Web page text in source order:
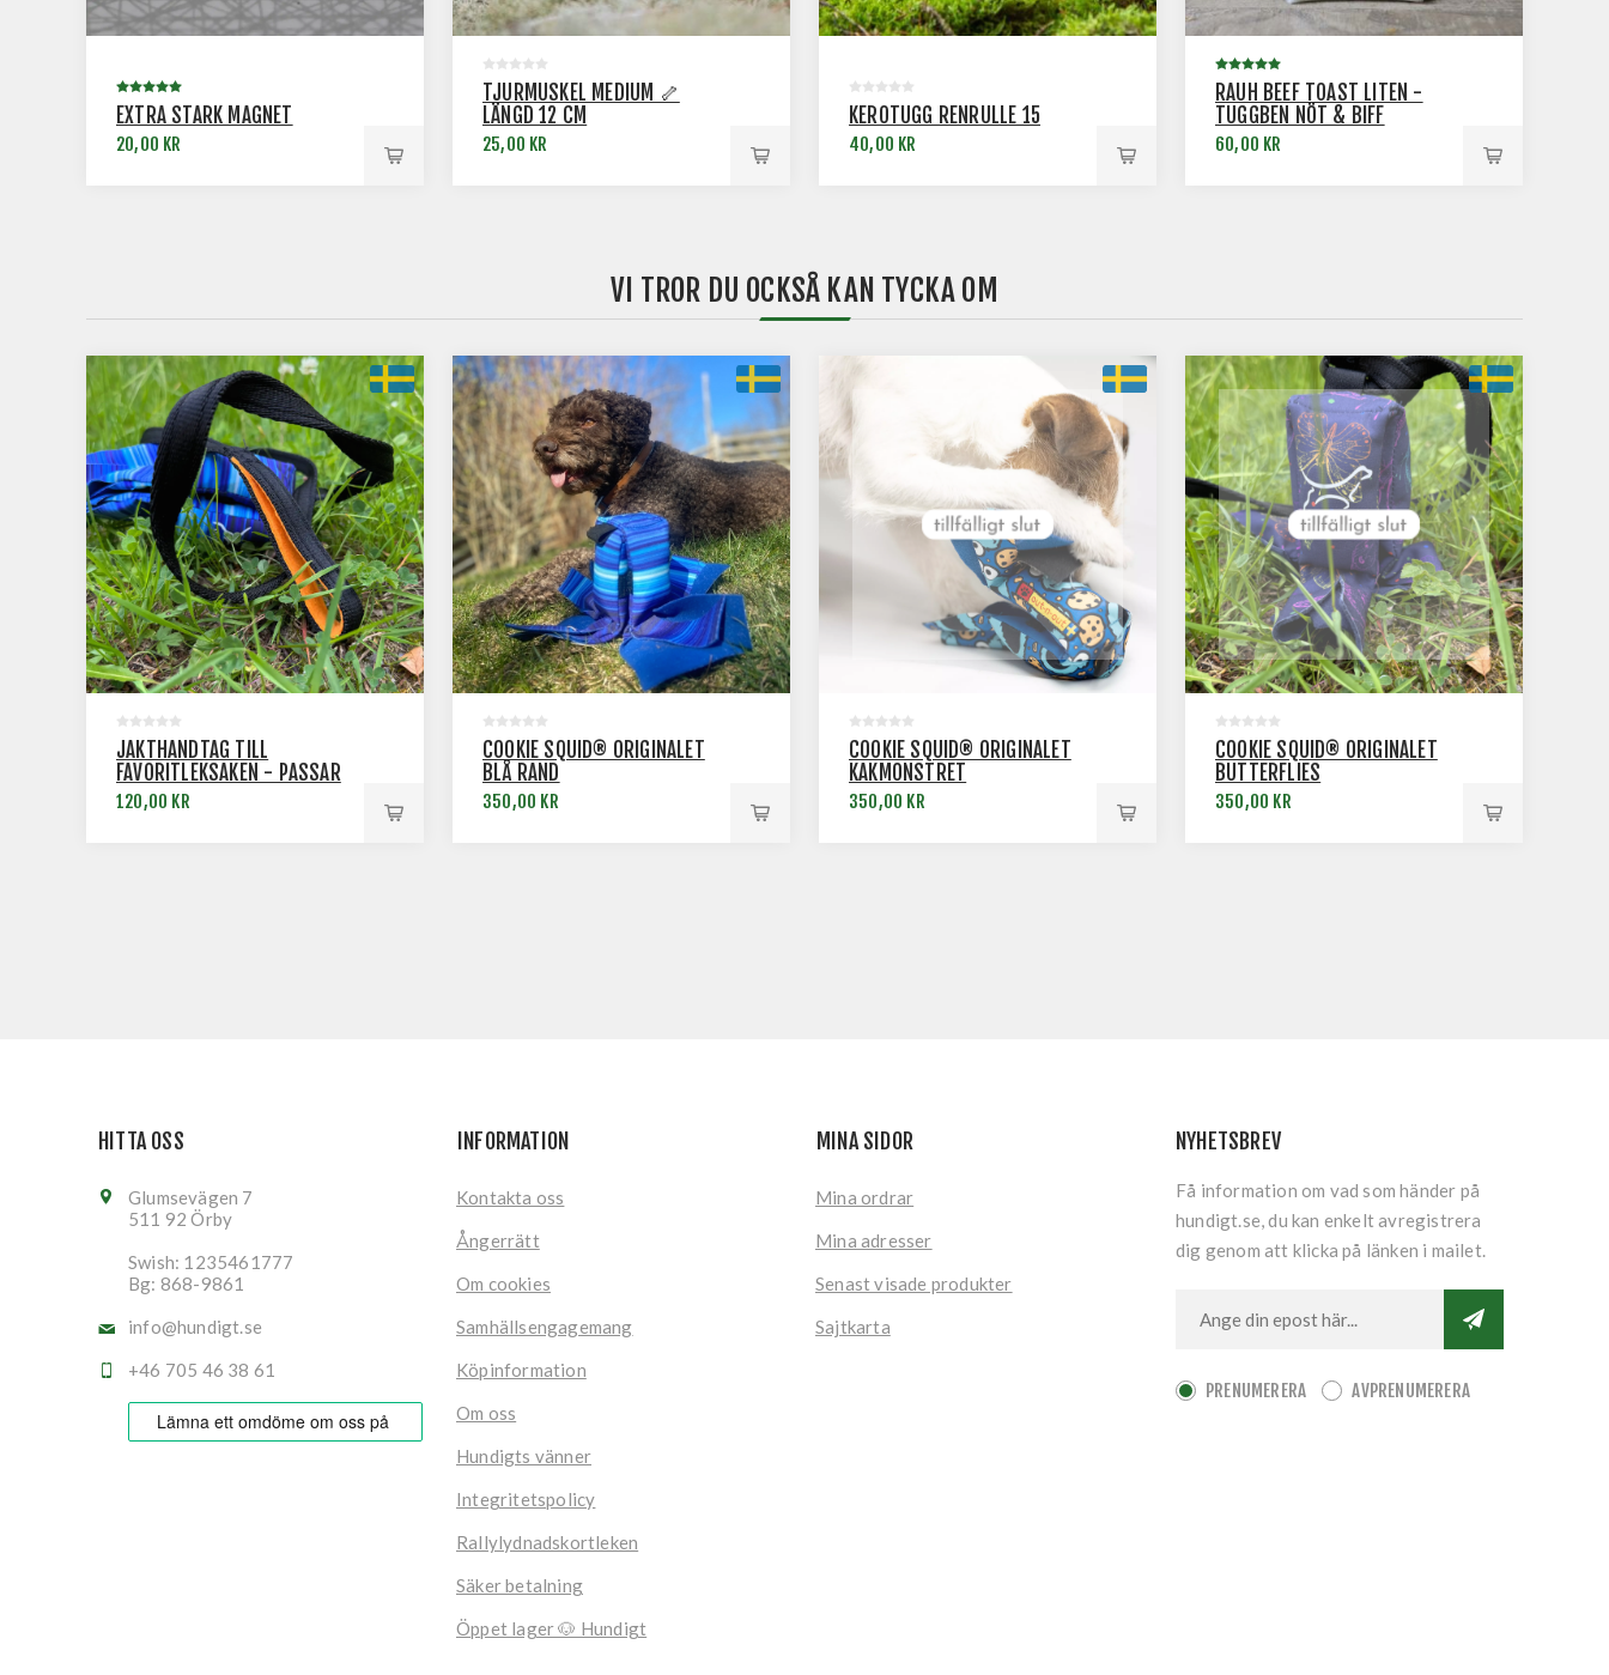
EXTRA STARK MAGNET
20,00 KR
TJURMUSKEL MEDIUM 🦴
LÄNGD 12 CM
25,00 KR
KEROTUGG RENRULLE 15
40,00 KR
RAUH BEEF TOAST LITEN -
TUGGBEN NÖT & BIFF
60,00 KR
VI TROR DU OCKSÅ KAN TYCKA OM
JAKTHANDTAG TILL
FAVORITLEKSAKEN - PASSAR
COOKIE SQUID®
120,00 KR
COOKIE SQUID® ORIGINALET
BLÅ RAND
350,00 KR
COOKIE SQUID® ORIGINALET
KAKMONSTRET
350,00 KR
COOKIE SQUID® ORIGINALET
BUTTERFLIES
350,00 KR
HITTA OSS
Glumsevägen 7
511 92 Örby
Swish: 1235461777
Bg: 868-9861
info@hundigt.se
+46 705 46 38 61
INFORMATION
Kontakta oss
Ångerrätt
Om cookies
Samhällsengagemang
Köpinformation
Om oss
Hundigts vänner
Integritetspolicy
Rallylydnadskortleken
Säker betalning
Öppet lager 🐶 Hundigt
MINA SIDOR
Mina ordrar
Mina adresser
Senast visade produkter
Sajtkarta
NYHETSBREV
Få information om vad som händer på
hundigt.se, du kan enkelt avregistrera
dig genom att klicka på länken i mailet.
PRENUMERERA AVPRENUMERERA